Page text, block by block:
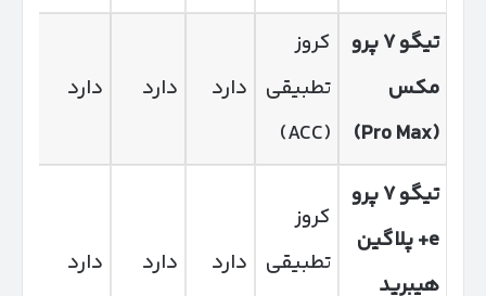
تیگو۷پرو
مکس
(Pro Max)
کروز
تطبیقی
(ACC)
دارد دارد دارد
تیگو۷پرو
e+ پلاگین
هیبرید
کروز
تطبیقی
دارد دارد دارد